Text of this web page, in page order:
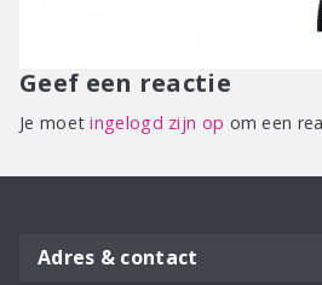
Geef een reactie
Je moetingelogd zijn op om een
Adres & contact